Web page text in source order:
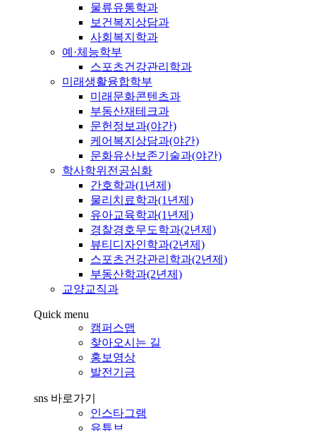
물류유통학과
보건복지상담과
사회복지학과
예·체능학부
스포츠건강관리학과
미래생활융합학부
미래문화콘텐츠과
부동산재테크과
문헌정보과(야간)
케어복지상담과(야간)
문화유산보존기술과(야간)
학사학위전공심화
간호학과(1년제)
물리치료학과(1년제)
유아교육학과(1년제)
경찰경호무도학과(2년제)
뷰티디자인학과(2년제)
스포츠건강관리학과(2년제)
부동산학과(2년제)
교양교직과
Quick menu
캠퍼스맵
찾아오시는 길
홍보영상
발전기금
sns 바로가기
인스타그램
유튜브